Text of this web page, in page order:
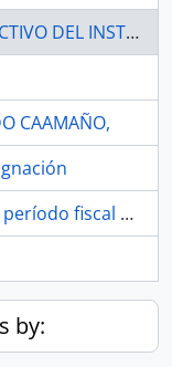
PRESIDENTE DEL CONSEJO DIRECTIVO DEL INSTITUTO ECUATORIANO DE SEGURIDAD SOCIAL
CAAMAÑO,
Prespuesto General del Estado, período fiscal 2024, 2024-2027
by: